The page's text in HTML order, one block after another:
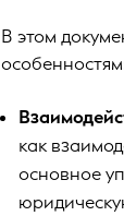
В этом
как
основное